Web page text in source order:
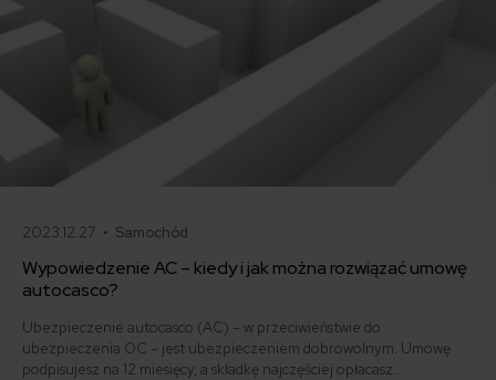
2023.12.27 • Samochód
Wypowiedzenie AC – kiedy i jak można rozwiązać umowę
autocasco?
Ubezpieczenie autocasco (AC) – w przeciwieństwie do
ubezpieczenia OC – jest ubezpieczeniem dobrowolnym. Umowę
podpisujesz na 12 miesięcy, a składkę najczęściej opłacasz